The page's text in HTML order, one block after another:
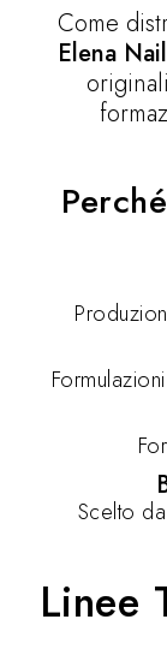
Come
Elena
Scelto
Linee